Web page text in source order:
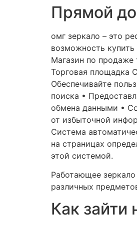
Прямой
омг зеркало – это
возможность
Магазин по продаже
Торговая площадка
Обеспечивайте
поиска •
обмена данными •
от избыточной
Система
на страницах
этой системой.
Работающее
различных
Как зайти